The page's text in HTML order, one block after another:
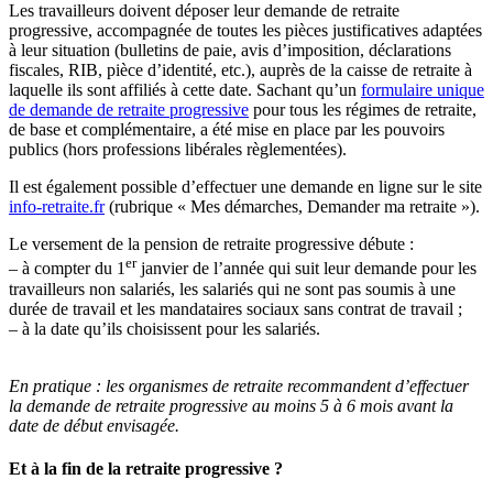
Les travailleurs doivent déposer leur demande de retraite
progressive, accompagnée de toutes les pièces justificatives adaptées
à leur situation (bulletins de paie, avis d’imposition, déclarations
fiscales, RIB, pièce d’identité, etc.), auprès de la caisse de retraite à
laquelle ils sont affiliés à cette date. Sachant qu’un formulaire unique
de demande de retraite progressive pour tous les régimes de retraite,
de base et complémentaire, a été mise en place par les pouvoirs
publics (hors professions libérales règlementées).
Il est également possible d’effectuer une demande en ligne sur le site
info-retraite.fr(rubrique « Mes démarches, Demander ma retraite »).
Le versement de la pension de retraite progressive débute :
– à compter du 1erjanvier de l’année qui suit leur demande pour les
travailleurs non salariés, les salariés qui ne sont pas soumis à une
durée de travail et les mandataires sociaux sans contrat de travail ;
– à la date qu’ils choisissent pour les salariés.
En pratique : les organismes de retraite recommandent d’effectuer
la demande de retraite progressive au moins 5 à 6 mois avant la
date de début envisagée.
Et à la fin de la retraite progressive ?